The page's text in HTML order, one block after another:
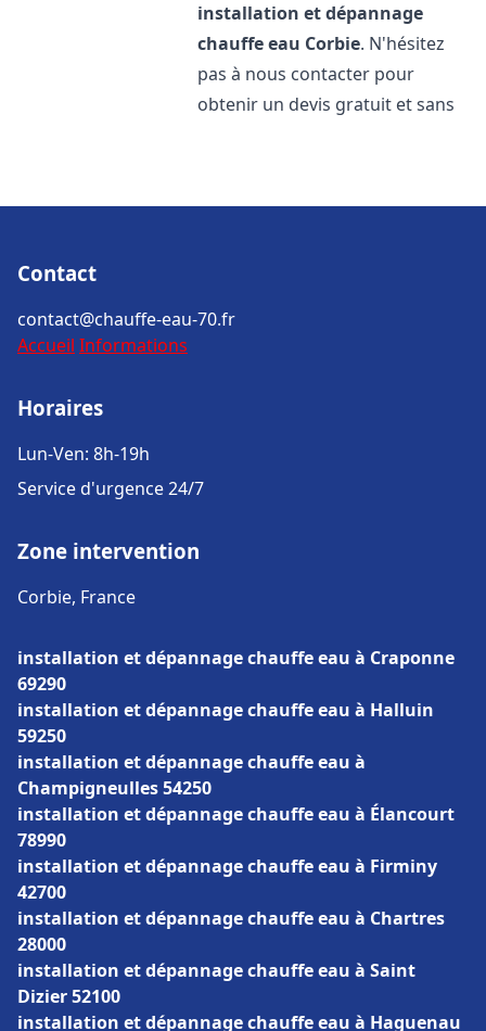
installation et dépannage
chauffe eau Corbie. N'hésitez
pas à nous contacter pour
obtenir un devis gratuit et sans
Contact
contact@chauffe-eau-70.fr
Accueil Informations
Horaires
Lun-Ven: 8h-19h
Service d'urgence 24/7
Zone intervention
Corbie, France
installation et dépannage chauffe eau à Craponne
69290
installation et dépannage chauffe eau à Halluin
59250
installation et dépannage chauffe eau à
Champigneulles 54250
installation et dépannage chauffe eau à Élancourt
78990
installation et dépannage chauffe eau à Firminy
42700
installation et dépannage chauffe eau à Chartres
28000
installation et dépannage chauffe eau à Saint
Dizier 52100
installation et dépannage chauffe eau à Haguenau